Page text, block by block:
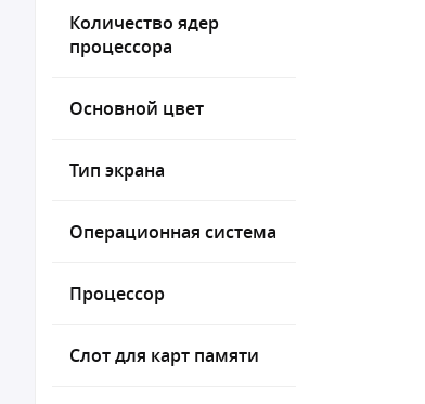
Количество ядер
процессора
Основной цвет
Тип экрана
Операционная система
Процессор
Слот для карт памяти